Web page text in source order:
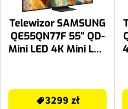
Telewizor SAMSUNG
QE55QN77F 55" QD-
Mini LED 4K Mini LED
3299 zł